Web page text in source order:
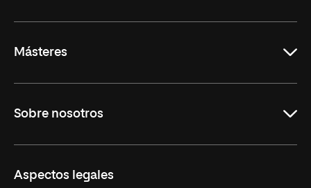
Másteres
Derecho
Empresa
Sobre nosotros
Nuestro Equipo
Aspectos legales